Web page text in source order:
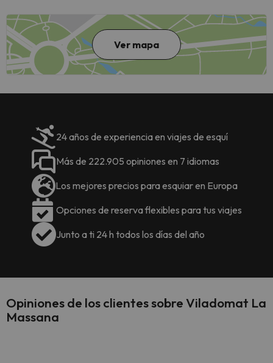
Ver mapa
24 años de experiencia en viajes de esquí
Más de 222.905 opiniones en 7 idiomas
Los mejores precios para esquiar en Europa
Opciones de reserva flexibles para tus viajes
Junto a ti 24 h todos los días del año
Opiniones de los clientes sobre Viladomat La
Massana